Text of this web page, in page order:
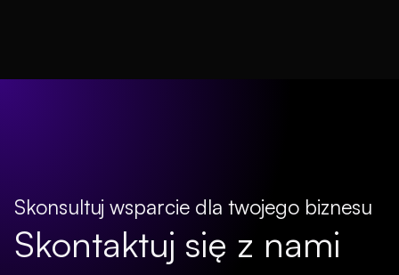
Skonsultuj wsparcie dla twojego biznesu
Skontaktuj się z nami